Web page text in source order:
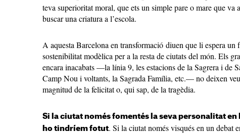
teva superioritat moral, que ets un simple pare o mare que va
buscar una criatura a l’escola.
A aquesta Barcelona en transformació diuen que li espera un
sostenibilitat modèlica per a la resta de ciutats del món. Els
encara inacabats —la línia 9, les estacions de la Sagrera i de
Camp Nou i voltants, la Sagrada Família, etc.— no deixen
magnitud de la felicitat o, qui sap, de la tragèdia.
Si la ciutat només fomentés la seva personalitat en
ho tindríem fotut. Si la ciutat només visqués en un debat